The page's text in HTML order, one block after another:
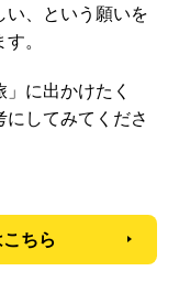
い、という願いを
。
に出かけたく
してみてくださ
ちら